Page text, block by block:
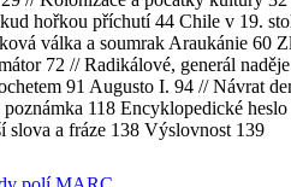
hořkou příchutí 44 Chile v 19.
válka a soumrak Araukánie
72 // Radikálové, generál
91 Augusto I. 94 // Návrat
118 Encyklopedické
slova a fráze 138 Výslovnost 139